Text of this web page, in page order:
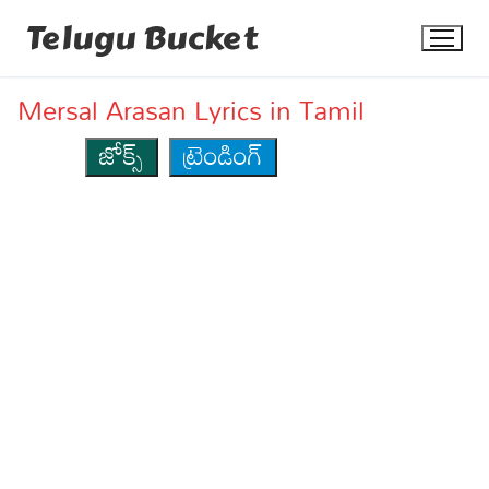
Telugu Bucket
Mersal Arasan Lyrics in Tamil
జోక్స్
ట్రెండింగ్